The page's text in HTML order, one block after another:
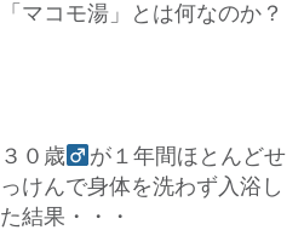
「マコモ湯」とは何なのか？
３０歳
が１年間ほとんどせ
っけんで身体を洗わず入浴し
た結果・・・